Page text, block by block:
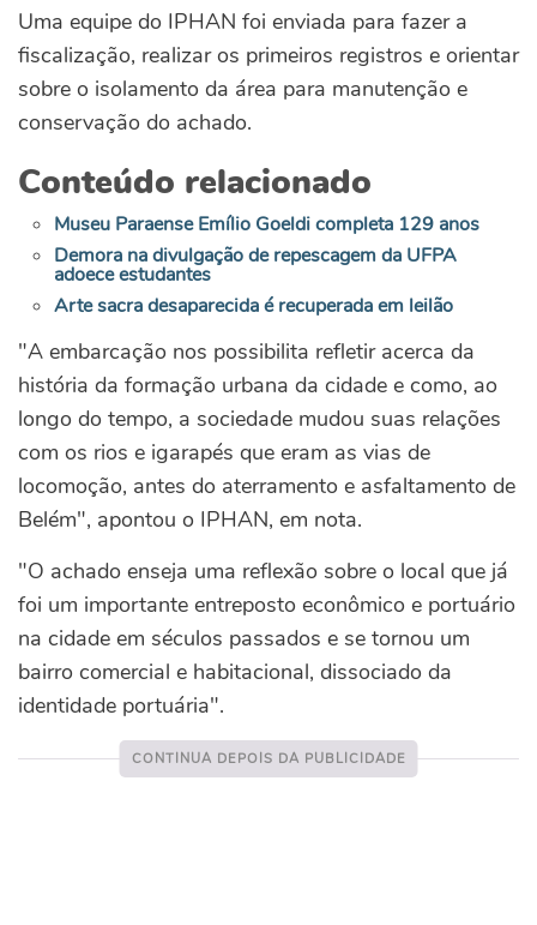
Uma equipe do IPHAN foi enviada para fazer a
fiscalização, realizar os primeiros registros e orientar
sobre o isolamento da área para manutenção e
conservação do achado.
Conteúdo relacionado
Museu Paraense Emílio Goeldi completa 129 anos
Demora na divulgação de repescagem da UFPA
adoece estudantes
Arte sacra desaparecida é recuperada em leilão
"A embarcação nos possibilita refletir acerca da
história da formação urbana da cidade e como, ao
longo do tempo, a sociedade mudou suas relações
com os rios e igarapés que eram as vias de
locomoção, antes do aterramento e asfaltamento de
Belém", apontou o IPHAN, em nota.
"O achado enseja uma reflexão sobre o local que já
foi um importante entreposto econômico e portuário
na cidade em séculos passados e se tornou um
bairro comercial e habitacional, dissociado da
identidade portuária".